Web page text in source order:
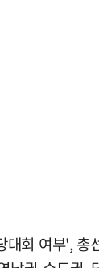
회 여부', 총